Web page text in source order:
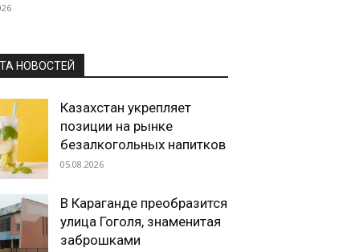
НОВОСТЕЙ
Казахстан укрепляет
позиции на рынке
безалкогольных напитков
05.08.2026
В Караганде преобразится
улица Гоголя, знаменитая
заброшками